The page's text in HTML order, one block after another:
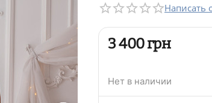
Написать
‍3 400‍грн
Нет в наличии